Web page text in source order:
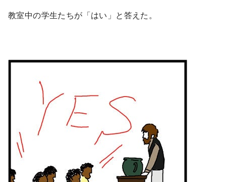
教室中の学生たちが「はい」と答えた。